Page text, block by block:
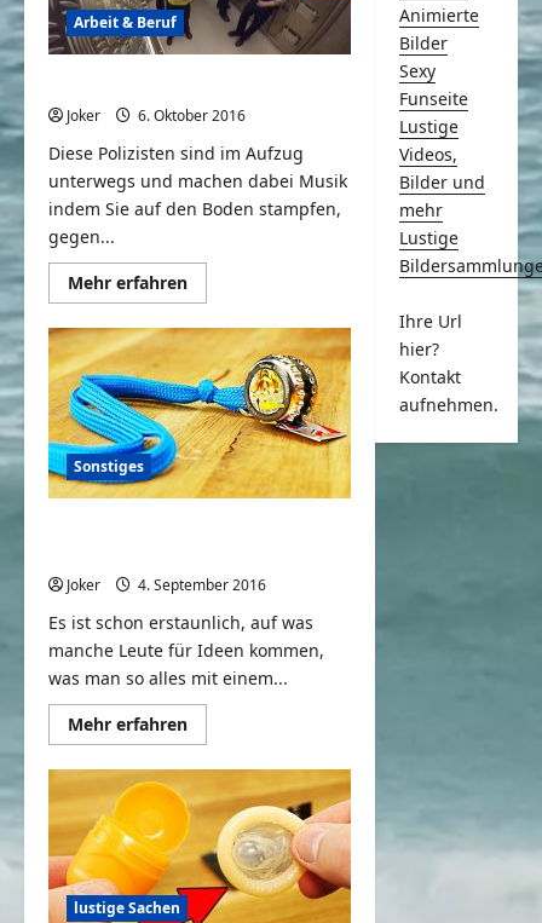
Arbeit & Beruf
Joker 6. Oktober 2016
Diese Polizisten sind im Aufzug
unterwegs und machen dabei Musik
indem Sie auf den Boden stampfen,
gegen...
Mehr erfahrenMehr
Informationen
Coole
Polizisten
im
Aufzug
Sonstiges
Joker 4. September 2016
Es ist schon erstaunlich, auf was
manche Leute für Ideen kommen,
was man so alles mit einem...
Mehr erfahrenMehr
Informationen
7
Coole
Dinge
die
du
mit
Flaschendeckeln
machen
kannst
lustige Sachen
Animierte
Bilder
Sexy
Funseite
Lustige
Videos,
Bilder und
mehr
Lustige
Ihre Url
hier?
Kontakt
aufnehmen.